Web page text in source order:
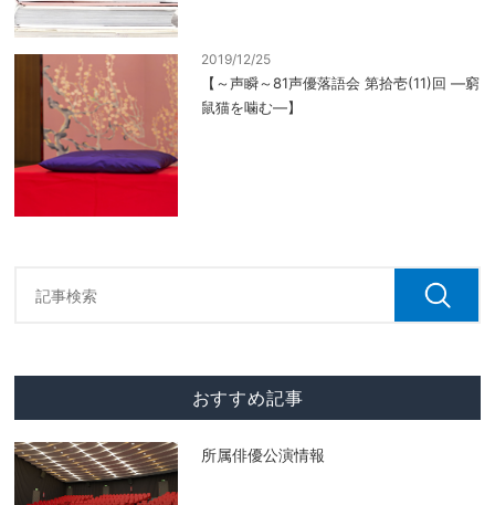
2019/12/25
【～声瞬～81声優落語会 第拾壱(11)回 ―窮
鼠猫を噛む―】
おすすめ記事
所属俳優公演情報